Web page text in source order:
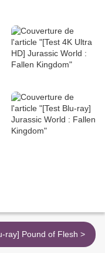
[Blu-ray] Pound of Flesh >